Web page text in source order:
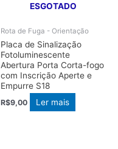
ESGOTADO
Rota de Fuga - Orientação
Placa de Sinalização
Fotoluminescente
Abertura Porta Corta-fogo
com Inscrição Aperte e
Empurre S18
R$9,00 Ler mais